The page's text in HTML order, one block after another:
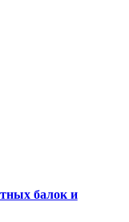
балок и